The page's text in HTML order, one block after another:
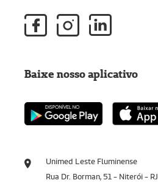
Unimed Leste Fluminense
Rua Dr. Borman, 51 - Niterói - RJ
Baixe nosso aplicativo